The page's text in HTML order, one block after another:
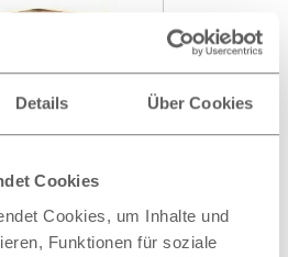
Details Über Cookies
Cookies
Cookies, um Inhalte und
Funktionen für soziale